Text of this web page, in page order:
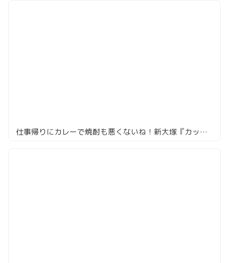
仕事帰りにカレーで焼酎も悪くないね！新大塚『カッチャルバッチャル』のひとり時間